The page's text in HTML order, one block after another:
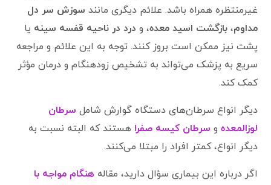
غیرمنتظره همراه باشد. علائم دیگری مانند سوزش سر دل
مداوم،بازگشت اسید معده، و درد در ناحیه قفسه سینه یا
پشت نیز ممکن است بروز کنند. توجه به این علائم و مراجعه
سریع به پزشک می‌تواند به تشخیص زودهنگام و درمان مؤثر
کمک کند.
دیگر انواع سرطان‌های دستگاه گوارش شامل سرطان
لوزالمعده و سرطان کیسه صفرا هستند که البته نسبت به
دیگر انواع، کمتر افراد را مبتلا می‌کنند.
اگر درباره این بیماری سؤال دارید، مقاله هنگام مواجه با